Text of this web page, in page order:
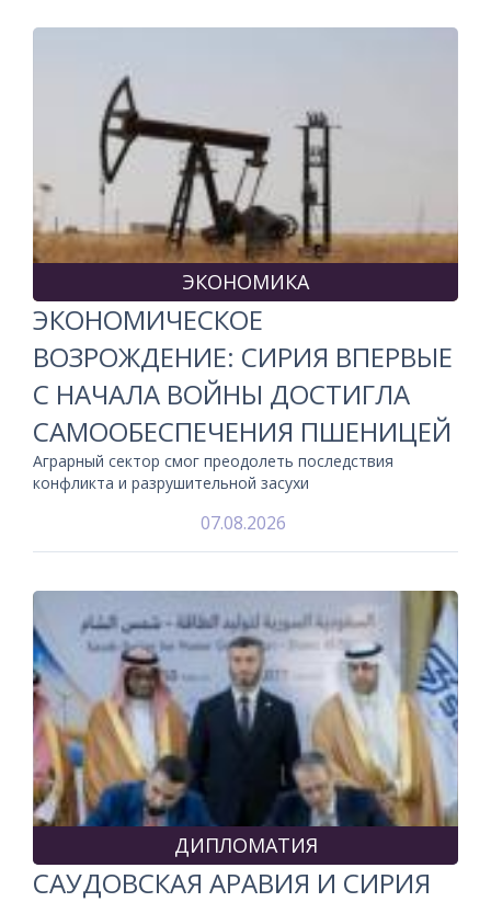
ЭКОНОМИКА
ЭКОНОМИЧЕСКОЕ
ВОЗРОЖДЕНИЕ: СИРИЯ ВПЕРВЫЕ
С НАЧАЛА ВОЙНЫ ДОСТИГЛА
САМООБЕСПЕЧЕНИЯ ПШЕНИЦЕЙ
Аграрный сектор смог преодолеть последствия
конфликта и разрушительной засухи
07.08.2026
ДИПЛОМАТИЯ
САУДОВСКАЯ АРАВИЯ И СИРИЯ